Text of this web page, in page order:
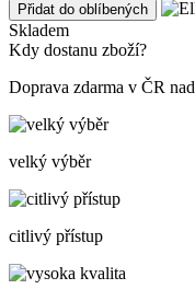
Přidat do oblíbených
Skladem
Kdy dostanu zboží?
Doprava zdarma v ČR nad
velký výběr
citlivý přístup